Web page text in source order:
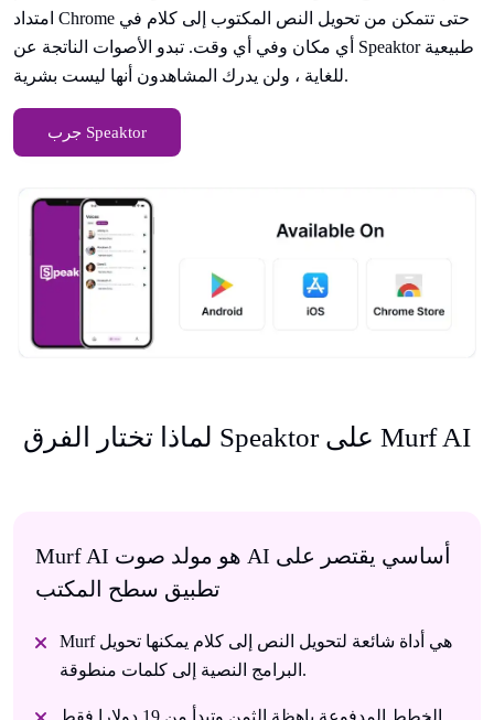
امتداد Chrome حتى تتمكن من تحويل النص المكتوب إلى كلام في
أي مكان وفي أي وقت. تبدو الأصوات الناتجة عن Speaktor طبيعية
للغاية ، ولن يدرك المشاهدون أنها ليست بشرية.
جرب Speaktor
لماذا تختار الفرق Speaktor على Murf AI
Murf AI هو مولد صوت AI أساسي يقتصر على
تطبيق سطح المكتب
Murf هي أداة شائعة لتحويل النص إلى كلام يمكنها تحويل
البرامج النصية إلى كلمات منطوقة.
الخطط المدفوعة باهظة الثمن وتبدأ من 19 دولارا فقط